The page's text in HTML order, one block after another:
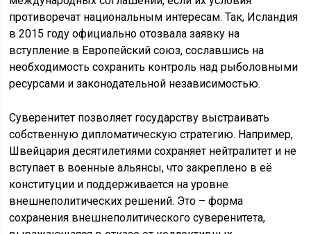
противоречат национальным интересам. Так, Исландия
в 2015 году официально отозвала заявку на
вступление в Европейский союз, сославшись на
необходимость сохранить контроль над рыболовными
ресурсами и законодательной независимостью.
Суверенитет позволяет государству выстраивать
собственную дипломатическую стратегию. Например,
Швейцария десятилетиями сохраняет нейтралитет и не
вступает в военные альянсы, что закреплено в её
конституции и поддерживается на уровне
внешнеполитических решений. Это – форма
сохранения внешнеполитического суверенитета,